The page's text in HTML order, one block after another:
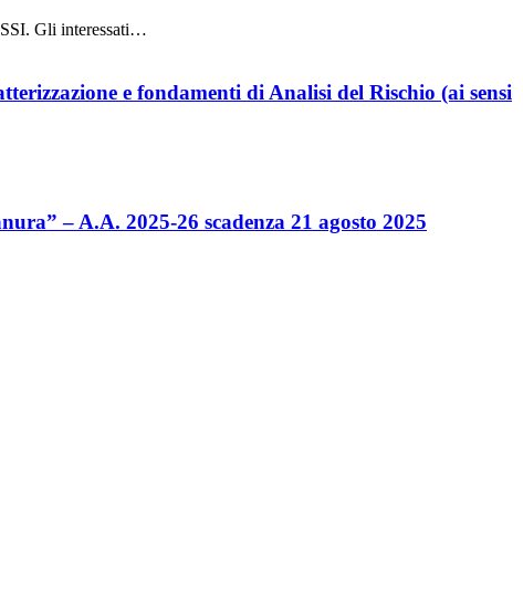
Gli interessati…
e fondamenti di Analisi del Rischio (ai sensi
– A.A. 2025-26 scadenza 21 agosto 2025